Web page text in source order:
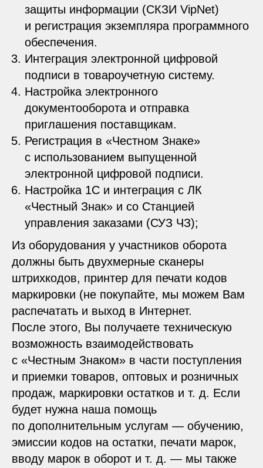
защиты информации (СКЗИ VipNet)
и регистрация экземпляра программного
обеспечения.
Интеграция электронной цифровой
подписи в товароучетную систему.
Настройка электронного
документооборота и отправка
приглашения поставщикам.
Регистрация в «Честном Знаке»
с использованием выпущенной
электронной цифровой подписи.
Настройка 1С и интеграция с ЛК
«Честный Знак» и со Станцией
управления заказами (СУЗ ЧЗ);
Из оборудования у участников оборота
должны быть двухмерные сканеры
штрихкодов, принтер для печати кодов
маркировки (не покупайте, мы можем Вам
распечатать и выход в Интернет.
После этого, Вы получаете техническую
возможность взаимодействовать
с «Честным Знаком» в части поступления
и приемки товаров, оптовых и розничных
продаж, маркировки остатков и т. д. Если
будет нужна наша помощь
по дополнительным услугам — обучению,
эмиссии кодов на остатки, печати марок,
вводу марок в оборот и т. д. — мы также